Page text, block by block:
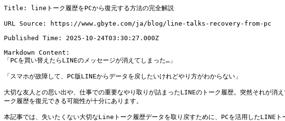
Title: lineトーク履歴をPCから復元する方法の完全解説
URL Source: https://www.gbyte.com/ja/blog/line-talks-recovery-from-pc
Published Time: 2025-10-24T03:30:27.000Z
Markdown Content:
「PCを買い替えたらLINEのメッセージが消えてしまった…」
「スマホが故障して、PC版LINEからデータを戻したいけれどやり方がわからない」
大切な友人との思い出や、仕事での重要なやり取りが詰まったLINEのトーク履歴。突然それが消
ーク履歴を復元できる可能性が十分にあります。
本記事では、失いたくない大切なLineトーク履歴データを取り戻すために、PCを活用したLINEト